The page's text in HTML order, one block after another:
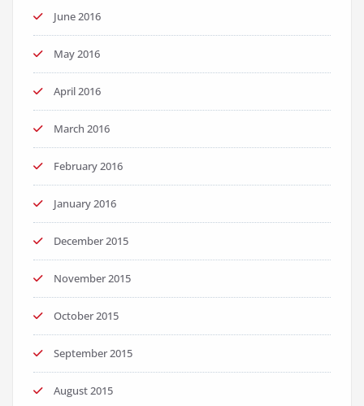
June 2016
May 2016
April 2016
March 2016
February 2016
January 2016
December 2015
November 2015
October 2015
September 2015
August 2015